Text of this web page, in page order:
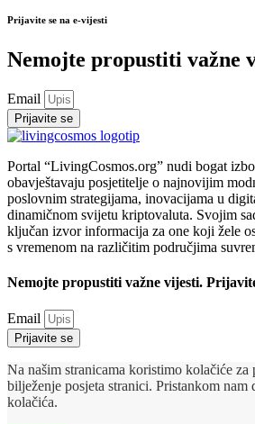
Prijavite se na e-vijesti
Nemojte propustiti važne
Email
Prijavite se
Portal “LivingCosmos.org” nudi bogat
obavještavaju posjetitelje o najnovijim
poslovnim strategijama, inovacijama u
dinamičnom svijetu kriptovaluta. Svojim
ključan izvor informacija za one koji žele
s vremenom na različitim područjima
Nemojte propustiti važne vijesti.
Email
Prijavite se
Na našim stranicama koristimo kolačiće za
bilježenje posjeta stranici. Pristankom nam
kolačića.